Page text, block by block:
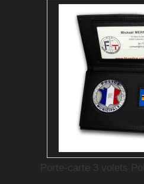
Porte-carte 3 volets